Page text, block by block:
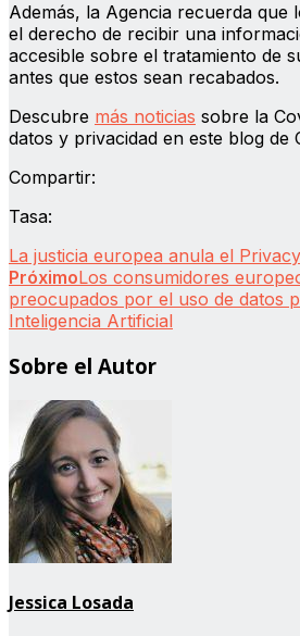
Además, la Agencia recuerda que
el derecho de recibir una
accesible sobre el tratamiento de
antes que estos sean recabados.
Descubre más noticias sobre la
datos y privacidad en este blog de
Compartir:
Tasa:
La justicia europea anula el
PróximoLos consumidores
preocupados por el uso de datos
Inteligencia Artificial
Sobre el Autor
Jessica Losada